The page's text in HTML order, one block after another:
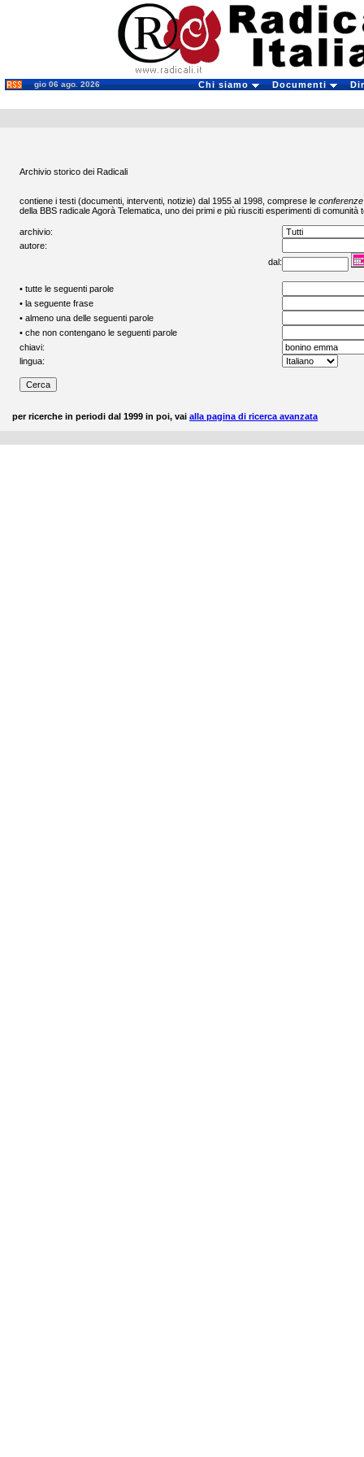
gio 06 ago. 2026 Chi siamo Documenti
Archivio storico dei Radicali
contiene i testi (documenti, interventi, notizie) dal 1955 al 1998, comprese le conferenze
della BBS radicaleAgorà Telematica , uno dei primi e più riusciti esperimenti di comunità
archivio:
autore:
dal:
• tutte le seguenti parole
• la seguente frase
• almeno una delle seguenti parole
• che non contengano le seguenti parole
chiavi:
lingua:
per ricerche in periodi dal 1999 in poi, vai alla pagina di ricerca avanzata